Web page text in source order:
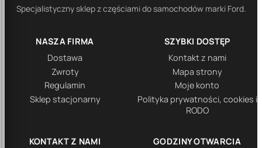
Specjalistyczny sklep z częściami do samochodów marki Ford.
NASZA FIRMA
Dostawa
Zwroty
Regulamin
Sklep stacjonarny
SZYBKI DOSTĘP
Kontakt z nami
Mapa strony
Moje konto
Polityka prywatności, cookies i
RODO
KONTAKT Z NAMI
GODZINY OTWARCIA